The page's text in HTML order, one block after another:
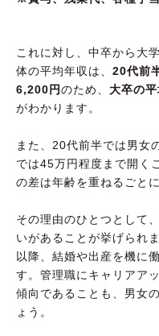
これに対し、中卒から大
体の平均年収は、 20代前
6,200円のため、 大卒の
がわかります。
また、20代前半では男女
では45万円程度まで開く
の差は年齢を重ねるごと
その理由のひとつとして
いがあることが挙げられ
以降、結婚や出産を機に
す。管理職にキャリアア
傾向であることも、男女
ょう。